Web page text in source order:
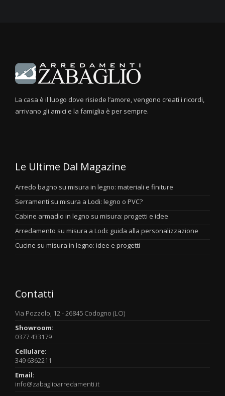
La casa è il luogo dove risiede l’amore, vengono creati i ricordi,
arrivano gli amici e la famiglia è per sempre.
Le Ultime Dal Magazine
Arredo bagno su misura in legno: materiali e finiture
Serramenti su misura a Lodi: legno o PVC?
Cabine armadio in legno su misura: progetti e idee
Arredamento su misura a Lodi: guida alla personalizzazione
Cucine su misura in legno: idee e progetti
Contatti
Via Pozzolo, 12 - 26845 Codogno (LO)
Showroom:
0377 433179
Cellulare:
349 6362211
Email:
info@zabaglioarredamenti.it